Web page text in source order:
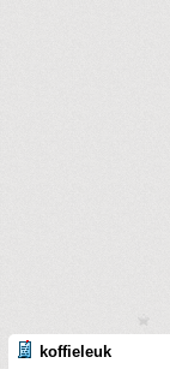
koffieleuk